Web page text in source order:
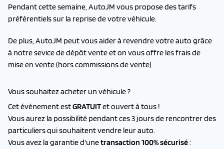
Pendant cette semaine, AutoJM vous propose des tarifs
préférentiels sur la reprise de votre véhicule.
De plus, AutoJM peut vous aider à revendre votre auto grâce
à notre sevice de dépôt vente et on vous offre les frais de
mise en vente (hors commissions de vente)
Vous souhaitez acheter un véhicule ?
Cet évènement estGRATUITet ouvert à tous !
Vous aurez la possibilité pendant ces 3 jours de rencontrer des
particuliers qui souhaitent vendre leur auto.
Vous avez la garantie d'unetransaction 100% sécurisé: